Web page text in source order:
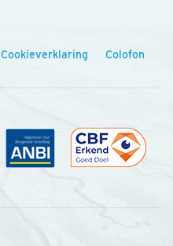
Cookieverklaring Colofon